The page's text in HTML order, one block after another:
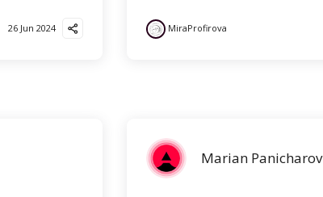
26 Jun 2024 MiraProfirova
Marian Panicharov